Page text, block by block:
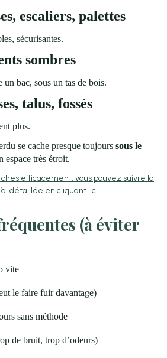
escaliers, palettes
sécurisantes.
sombres
bac, sous un tas de bois.
talus, fossés
plus.
se cache presque toujours sous le
espace très étroit.
efficacement, vous pouvez suivre la
détaillée en cliquant ici
(à éviter
vite
le faire fuir davantage)
sans méthode
de bruit, trop d’odeurs)